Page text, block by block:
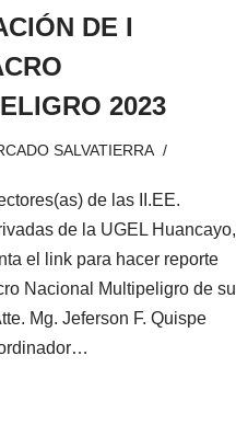
DE I
2023
SALVATIERRA
de las II.EE.
de la UGEL Huancayo,
el link para hacer reporte
Nacional Multipeligro de su
Mg. Jeferson F. Quispe